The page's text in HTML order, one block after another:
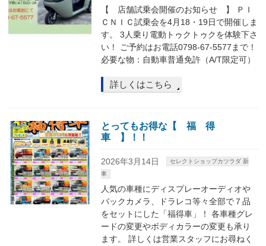
【 店舗試乗会開催のお知らせ 】 ＰＩ
ＣＮＩＣ試乗会を4月18・19日で開催しま
す。 3人乗り電動トゥクトゥクを体験下さ
い！ ご予約はお電話0798-67-5577まで！
必要な物：自動車普通免許（A/T限定可）
詳しくはこちら
とってもお得な【 福 得
車 】！！
2026年3月14日
セレクトショップカツラダ 新
車
人気の車種にディスプレーオーディオや
バックカメラ、ドラレコ等々全部で７品
をセットにした「福得車」！ 各車種グレ
ードの変更やボディカラーの変更も承り
ます。 詳しくは営業スタッフにお尋ねく